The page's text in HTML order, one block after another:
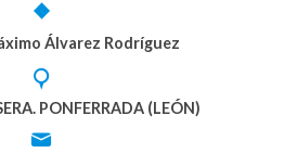
Álvarez Rodríguez
PONFERRADA (LEÓN)